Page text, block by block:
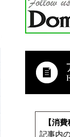
【消
記事内